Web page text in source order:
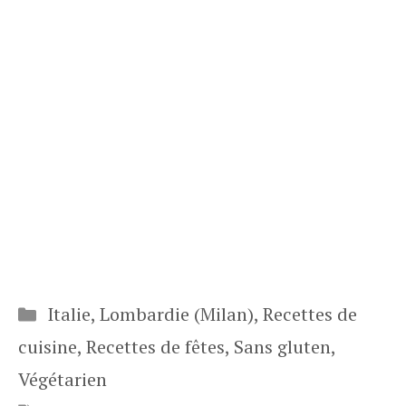
Catégories
Italie, Lombardie (Milan), Recettes de
cuisine, Recettes de fêtes, Sans gluten,
Végétarien